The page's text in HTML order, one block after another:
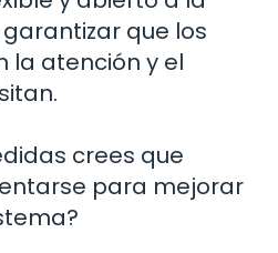
que los
la atención y el
crees que
para mejorar